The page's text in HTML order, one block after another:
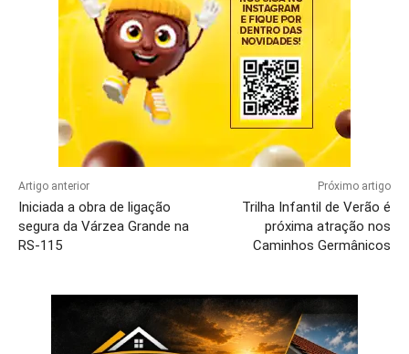
Artigo anterior
Iniciada a obra de ligação
segura da Várzea Grande na
RS-115
Próximo artigo
Trilha Infantil de Verão é
próxima atração nos
Caminhos Germânicos